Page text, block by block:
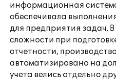
информационная
обеспечивала
для предприятия задач.
сложности при
отчетности,
автоматизировано на
учета велись отдельно